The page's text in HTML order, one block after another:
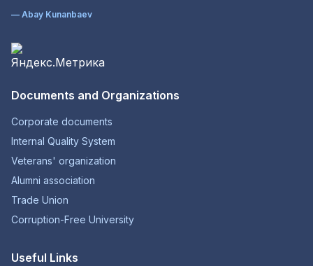
— Abay Kunanbaev
Documents and Organizations
Corporate documents
Internal Quality System
Veterans' organization
Alumni association
Trade Union
Corruption-Free University
Useful Links